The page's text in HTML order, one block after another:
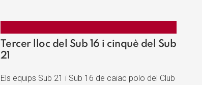
Tercer lloc del Sub 16 i cinquè del Sub
21
Els equips Sub 21 i Sub 16 de caiac polo del Club